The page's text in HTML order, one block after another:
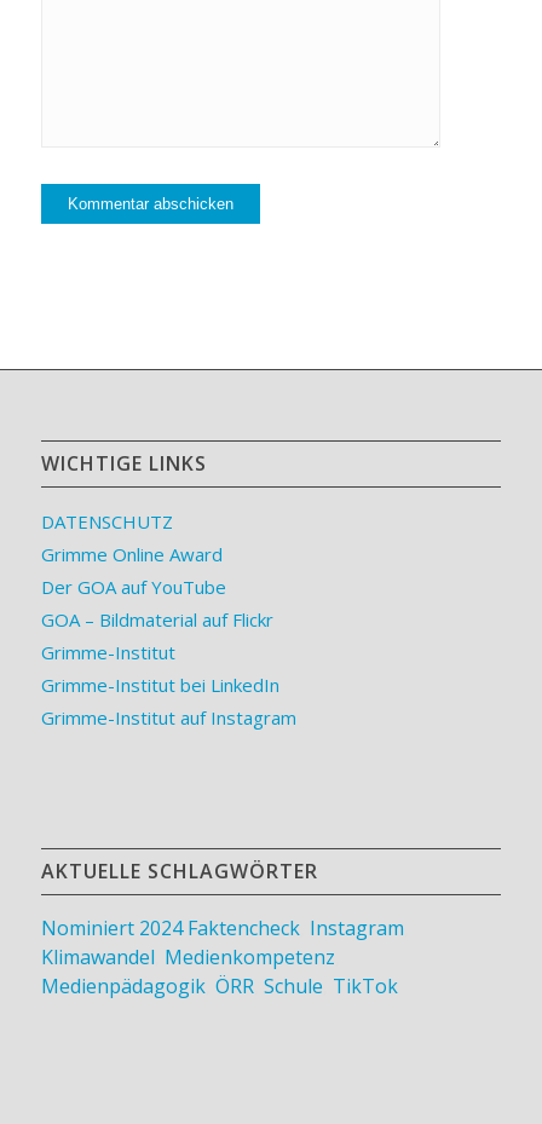
WICHTIGE LINKS
DATENSCHUTZ
Grimme Online Award
Der GOA auf YouTube
GOA – Bildmaterial auf Flickr
Grimme-Institut
Grimme-Institut bei LinkedIn
Grimme-Institut auf Instagram
AKTUELLE SCHLAGWÖRTER
Nominiert 2024 Faktencheck, Instagram
Klimawandel Medienkompetenz
Medienpädagogik, ÖRR, Schule TikTok